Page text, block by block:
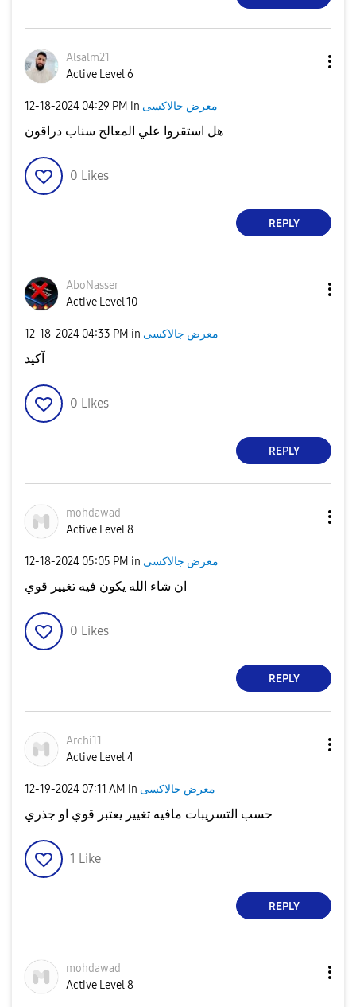
Alsalm21
Active Level 6
‎12-18-2024 04:29 PM in معرض جالاكسى
هل استقروا علي المعالج سناب دراقون
0 Likes
REPLY
AboNasser
Active Level 10
‎12-18-2024 04:33 PM in معرض جالاكسى
آكيد
0 Likes
REPLY
mohdawad
Active Level 8
‎12-18-2024 05:05 PM in معرض جالاكسى
ان شاء الله يكون فيه تغيير قوي
0 Likes
REPLY
Archi11
Active Level 4
‎12-19-2024 07:11 AM in معرض جالاكسى
حسب التسريبات مافيه تغيير يعتبر قوي او جذري
1 Like
REPLY
mohdawad
Active Level 8